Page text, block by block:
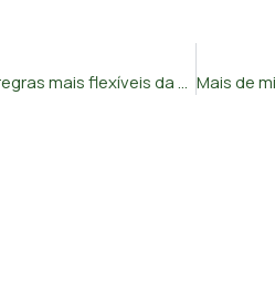
Bruxelas prorroga até junho de 2024 regras mais flexíveis da UE para apoios à energia